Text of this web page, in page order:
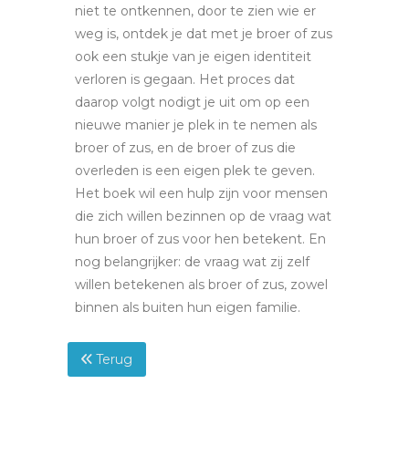
niet te ontkennen, door te zien wie er
weg is, ontdek je dat met je broer of zus
ook een stukje van je eigen identiteit
verloren is gegaan. Het proces dat
daarop volgt nodigt je uit om op een
nieuwe manier je plek in te nemen als
broer of zus, en de broer of zus die
overleden is een eigen plek te geven.
Het boek wil een hulp zijn voor mensen
die zich willen bezinnen op de vraag wat
hun broer of zus voor hen betekent. En
nog belangrijker: de vraag wat zij zelf
willen betekenen als broer of zus, zowel
binnen als buiten hun eigen familie.
Terug